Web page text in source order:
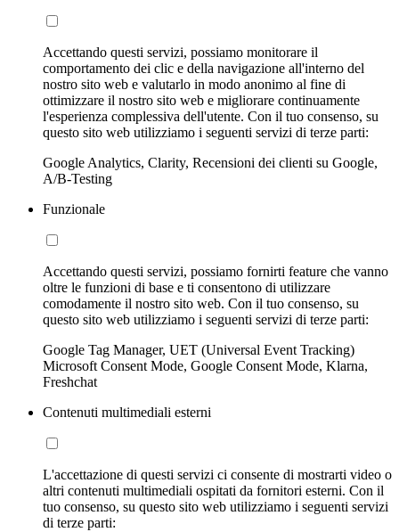
Accettando questi servizi, possiamo monitorare il
comportamento dei clic e della navigazione all'interno del
nostro sito web e valutarlo in modo anonimo al fine di
ottimizzare il nostro sito web e migliorare continuamente
l'esperienza complessiva dell'utente. Con il tuo consenso, su
questo sito web utilizziamo i seguenti servizi di terze parti:
Google Analytics, Clarity, Recensioni dei clienti su Google,
A/B-Testing
Funzionale
Accettando questi servizi, possiamo fornirti feature che vanno
oltre le funzioni di base e ti consentono di utilizzare
comodamente il nostro sito web. Con il tuo consenso, su
questo sito web utilizziamo i seguenti servizi di terze parti:
Google Tag Manager, UET (Universal Event Tracking)
Microsoft Consent Mode, Google Consent Mode, Klarna,
Freshchat
Contenuti multimediali esterni
L'accettazione di questi servizi ci consente di mostrarti video o
altri contenuti multimediali ospitati da fornitori esterni. Con il
tuo consenso, su questo sito web utilizziamo i seguenti servizi
di terze parti: